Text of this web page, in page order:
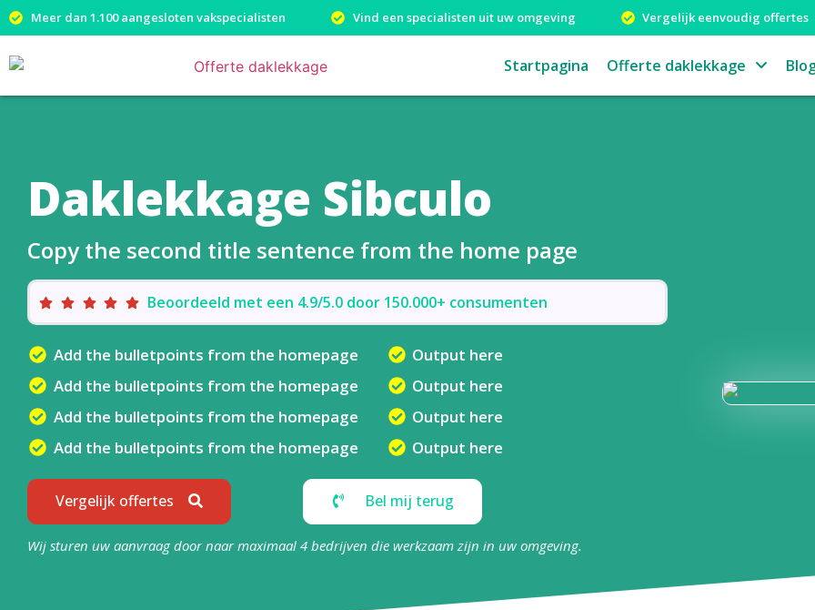
Meer dan 1.100 aangesloten vakspecialisten Vind een specialisten uit uw omgeving Vergelijk eenvoudig offertes
Startpagina Offerte daklekkage
Daklekkage Sibculo
Copy the second title sentence from the home page
Beoordeeld met een 4.9/5.0 door 150.000+ consumenten
Add the bulletpoints from the homepage
Add the bulletpoints from the homepage
Add the bulletpoints from the homepage
Add the bulletpoints from the homepage
Output here
Output here
Output here
Output here
Vergelijk offertes Bel mij terug
Wij sturen uw aanvraag door naar maximaal 4 bedrijven die werkzaam zijn in uw omgeving.